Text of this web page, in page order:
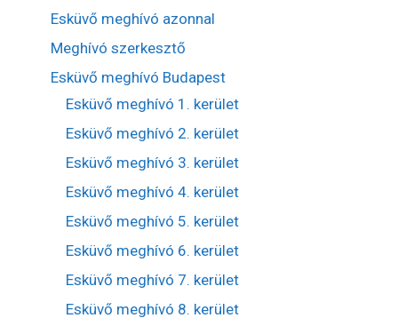
Esküvő meghívó azonnal
Meghívó szerkesztő
Esküvő meghívó Budapest
Esküvő meghívó 1. kerület
Esküvő meghívó 2. kerület
Esküvő meghívó 3. kerület
Esküvő meghívó 4. kerület
Esküvő meghívó 5. kerület
Esküvő meghívó 6. kerület
Esküvő meghívó 7. kerület
Esküvő meghívó 8. kerület